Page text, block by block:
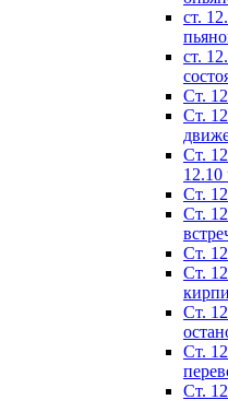
ст.
ст.
Ст.
Ст.
Ст.
12.10
Ст.
Ст.
Ст.
Ст.
Ст.
Ст.
Ст.